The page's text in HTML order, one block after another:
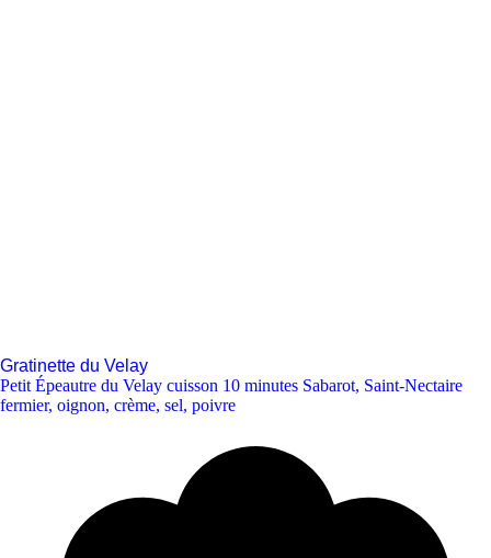
Gratinette du Velay
Petit Épeautre du Velay cuisson 10 minutes Sabarot, Saint-Nectaire
fermier, oignon, crème, sel, poivre